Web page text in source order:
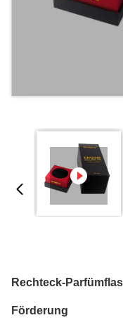
Rechteck-
Förderung